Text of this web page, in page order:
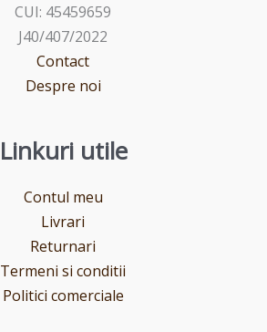
CUI: 45459659
J40/407/2022
Contact
Despre noi
Linkuri utile
Contul meu
Livrari
Returnari
Termeni si conditii
Politici comerciale